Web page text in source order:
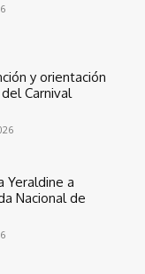
y orientación
Carnival
Yeraldine a
Nacional de